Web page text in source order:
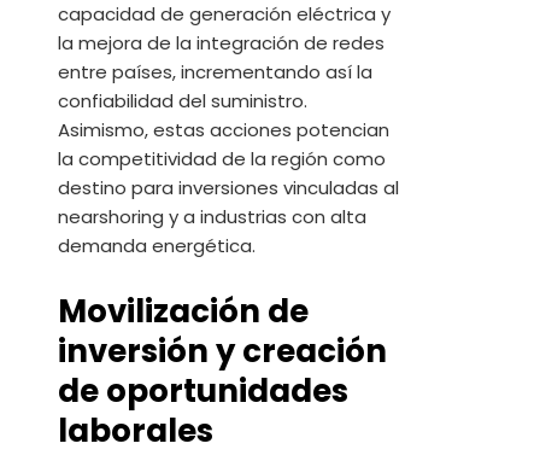
capacidad de generación eléctrica y
la mejora de la integración de redes
entre países, incrementando así la
confiabilidad del suministro.
Asimismo, estas acciones potencian
la competitividad de la región como
destino para inversiones vinculadas al
nearshoring y a industrias con alta
demanda energética.
Movilización de
inversión y creación
de oportunidades
laborales